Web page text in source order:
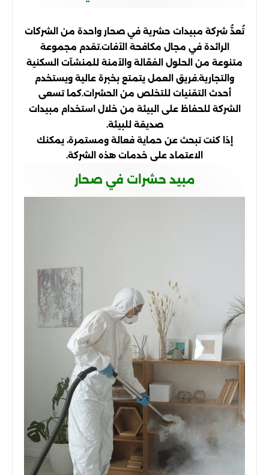
تُعدُّ شركة مبيدات حشرية في صحار واحدة من الشركات
الرائدة في مجال مكافحة الآفات.تقدم مجموعة
متنوعة من الحلول الفعّالة والآمنة للمنشآت السكنية
والتجارية.فريق العمل يتمتع بخبرة عالية ويستخدم
أحدث التقنيات للتخلص من الحشرات.كما تسعى
الشركة للحفاظ على البيئة من خلال استخدام مبيدات
صديقة للبيئة.
إذا كنت تبحث عن حماية فعالة ومستمرة، يمكنك
الاعتماد على خدمات هذه الشركة.
مبيد حشرات في صحار